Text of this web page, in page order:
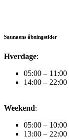
Saunaens åbningstider
Hverdage:
05:00 – 11:00
14:00 – 22:00
Weekend:
05:00 – 10:00
13:00 – 22:00